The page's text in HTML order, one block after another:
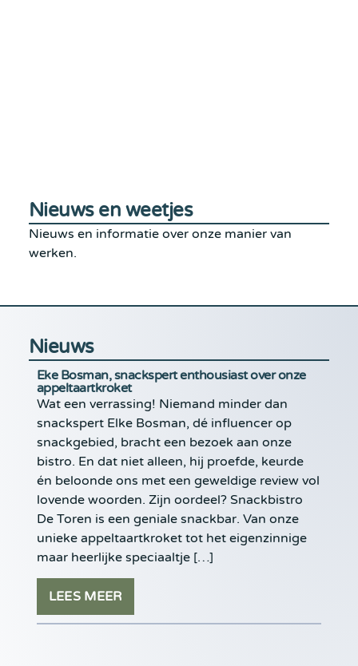
Nieuws en weetjes
Nieuws en informatie over onze manier van
werken.
Nieuws
Eke Bosman, snackspert enthousiast over onze
appeltaartkroket
Wat een verrassing! Niemand minder dan
snackspert Elke Bosman, dé influencer op
snackgebied, bracht een bezoek aan onze
bistro. En dat niet alleen, hij proefde, keurde
én beloonde ons met een geweldige review vol
lovende woorden. Zijn oordeel? Snackbistro
De Toren is een geniale snackbar. Van onze
unieke appeltaartkroket tot het eigenzinnige
maar heerlijke speciaaltje […]
LEES MEER